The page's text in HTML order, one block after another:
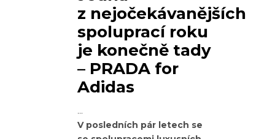
z nejočekávanějších
spoluprací roku
je konečně tady
– PRADA for
Adidas
V posledních pár letech se